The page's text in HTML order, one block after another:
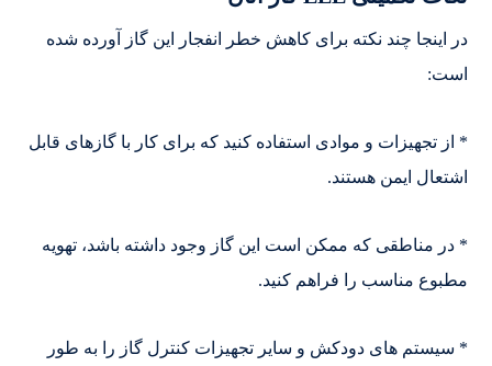
در اینجا چند نکته برای کاهش خطر انفجار این گاز آورده شده
است:
* از تجهیزات و موادی استفاده کنید که برای کار با گازهای قابل
اشتعال ایمن هستند.
* در مناطقی که ممکن است این گاز وجود داشته باشد، تهویه
مطبوع مناسب را فراهم کنید.
* سیستم های دودکش و سایر تجهیزات کنترل گاز را به طور